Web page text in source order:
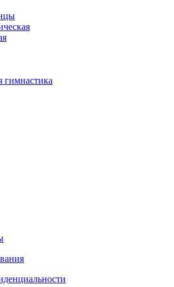
гимнастика